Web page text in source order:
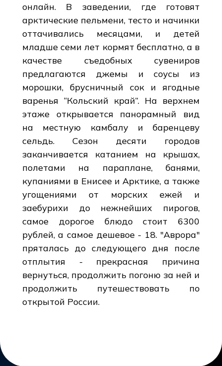
онлайн. В заведении, где готовят
арктические пельмени, тесто и начинки
оттачивались месяцами, и детей
младше семи лет кормят бесплатно, а в
качестве съедобных сувениров
предлагаются джемы и соусы из
морошки, брусничный сок и ягодные
варенья “Кольский край”. На верхнем
этаже открывается панорамный вид
на местную камбалу и баренцеву
сельдь. Сезон десяти городов
заканчивается катанием на крышах,
полетами на параплане, банями,
купаниями в Енисее и Арктике, а также
угощениями от морских ежей и
заебурихи до нежнейших пирогов,
самое дорогое блюдо стоит 6300
рублей, а самое дешевое - 18. "Аврора"
пряталась до следующего дня после
отплытия - прекрасная причина
вернуться, продолжить погоню за ней и
продолжить путешествовать по
открытой России.